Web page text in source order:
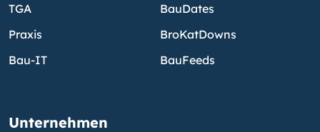
TGA
Praxis
Bau-IT
BauDates
BroKatDowns
BauFeeds
Unternehmen